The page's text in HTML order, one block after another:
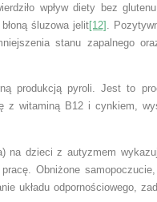
wpływ diety bez
śluzowa jelit[12]
.
stanu zapalnego
produkcją pyroli. Jest to
witaminą B12 i cynkiem,
na dzieci z autyzmem
Obniżone
układu odpornościowego,